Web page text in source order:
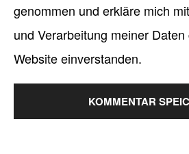
genommen und erkläre mich
und Verarbeitung meiner
Website einverstanden.